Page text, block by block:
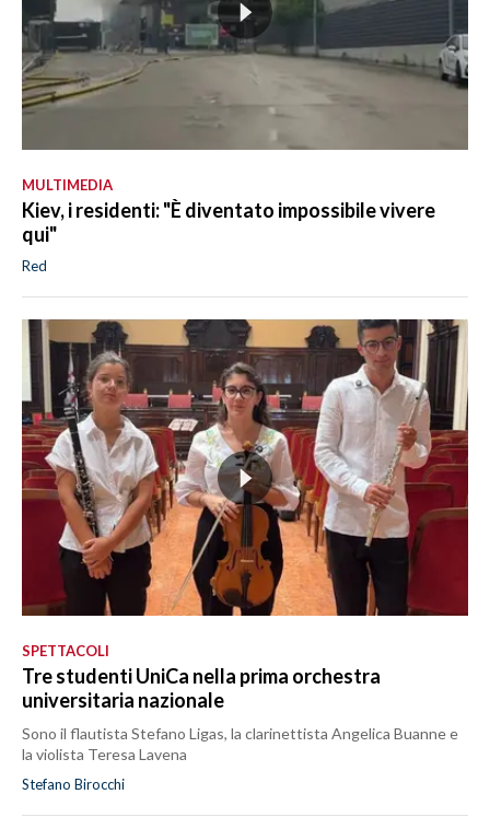
MULTIMEDIA
Kiev, i residenti: "È diventato impossibile vivere
qui"
Red
SPETTACOLI
Tre studenti UniCa nella prima orchestra
universitaria nazionale
Sono il flautista Stefano Ligas, la clarinettista Angelica Buanne e
la violista Teresa Lavena
Stefano Birocchi